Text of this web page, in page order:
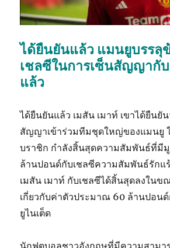
ได้ยืนยันแล้ว แมนยูบรรลุ
เชลซีในการเซ็นสัญญากับ
แล้ว
ได้ยืนยันแล้ว เมสัน เมาท์ เขาได้ยืนยั
สัญญาเข้าร่วมทีมชุดใหญ่ของแมนยู ใ
บราชิก กำลังสิ้นสุดความสัมพันธ์ที่มี
ล้านปอนด์กับเชลซีความสัมพันธ์รักแ
เมสัน เมาท์ กับเชลซีได้สิ้นสุดลงในข
เกี่ยวกับค่าตัวประมาณ 60 ล้านปอนด์
ยูไนเต็ด